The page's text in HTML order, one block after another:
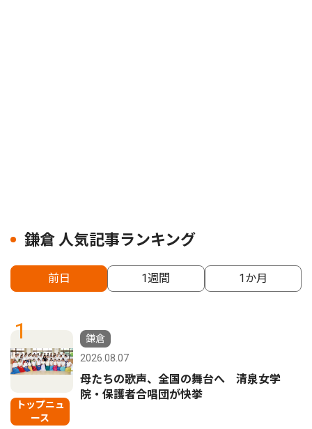
鎌倉 人気記事ランキング
前日 1週間 1か月
1
トップニュ
ース
鎌倉
2026.08.07
母たちの歌声、全国の舞台へ 清泉女学
院・保護者合唱団が快挙